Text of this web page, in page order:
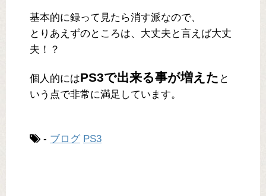
基本的に録って見たら消す派なので、
とりあえずのところは、大丈夫と言えば大丈
夫！？
個人的にはPS3で出来る事が増えた と
いう点で非常に満足しています。
- ブログ PS3